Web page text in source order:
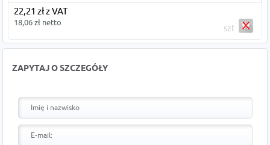
22,21 zł z VAT
18,06 zł netto
szt
ZAPYTAJ O SZCZEGÓŁY